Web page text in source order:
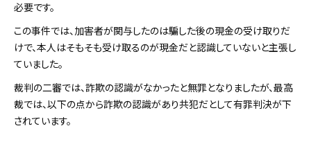
必要です。
この事件では、加害者が関与したのは騙した後の現金の受け取りだ
けで、本人はそもそも受け取るのが現金だと認識していないと主張し
ていました。
裁判の二審では、詐欺の認識がなかったと無罪となりましたが、最高
裁では、以下の点から詐欺の認識があり共犯だとして有罪判決が下
されています。